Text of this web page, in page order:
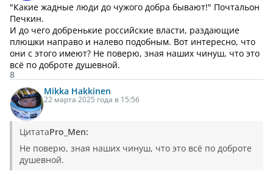
"Какие жадные люди до чужого добра бывают!" Почтальон
Печкин.
И до чего добренькие российские власти, раздающие
плюшки направо и налево подобным. Вот интересно, что
они с этого имеют? Не поверю, зная наших чинуш, что это
всё по доброте душевной.
8
Mikka Hakkinen
22 марта 2025 года в 15:56
ЦитатаPro_Men:
Не поверю, зная наших чинуш, что это всё по доброте
душевной.